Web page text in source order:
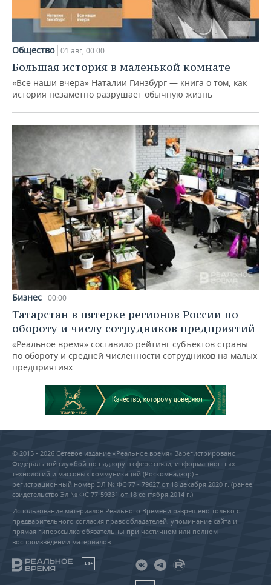
Общество 01 авг, 00:00
Большая история в маленькой комнате
«Все наши вчера» Наталии Гинзбург — книга о том, как
история незаметно разрушает обычную жизнь
Бизнес 00:00
Татарстан в пятерке регионов России по
обороту и числу сотрудников предприятий
«Реальное время» составило рейтинг субъектов страны
по обороту и средней численности сотрудников на малых
предприятиях
© 2015 - 2026 Сетевое издание «Реальное время» Зарегистрировано
Федеральной службой по надзору в сфере связи, информационных
технологий и массовых коммуникаций (Роскомнадзор) –
регистрационный номер ЭЛ № ФС 77 - 79627 от 18 декабря 2020 г. (ранее
свидетельство Эл № ФС 77-59331 от 18 сентября 2014 г.)
Использование материалов Реального Времени разрешено только с
предварительного согласия правообладателей, упоминание сайта и
прямая гиперссылка обязательны при частичном или полном
воспроизведении материалов.
18+